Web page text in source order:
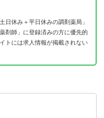
日休み＋平日休みの調剤薬局」
剤師」に登録済みの方に優先的
トには求人情報が掲載されない